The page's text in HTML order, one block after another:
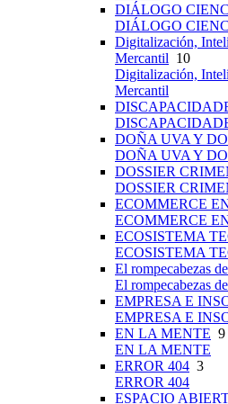
DIÁLOGO
DIÁLOGO
Digitalización,
Mercantil 10
Digitalización,
Mercantil
DOÑA UVA Y
DOÑA UVA Y
DOSSIER
DOSSIER
ECOMMERCE
ECOMMERCE
ECOSISTEMA
ECOSISTEMA
El rompecabezas
El rompecabezas
EMPRESA E
EMPRESA E
EN LA MENTE 9
EN LA MENTE
ERROR 404 3
ERROR 404
ESPACIO